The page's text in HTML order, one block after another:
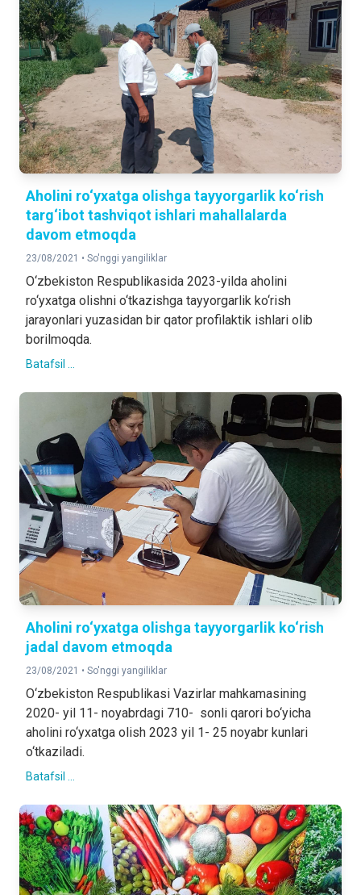
Aholini ro‘yxatga olishga tayyorgarlik ko‘rish
targ‘ibot tashviqot ishlari mahallalarda
davom etmoqda
23/08/2021 • So'nggi yangiliklar
O‘zbekiston Respublikasida 2023-yilda aholini
ro‘yxatga olishni o‘tkazishga tayyorgarlik ko‘rish
jarayonlari yuzasidan bir qator profilaktik ishlari olib
borilmoqda.
Batafsil ...
Aholini ro‘yxatga olishga tayyorgarlik ko‘rish
jadal davom etmoqda
23/08/2021 • So'nggi yangiliklar
O‘zbekiston Respublikasi Vazirlar mahkamasining
2020- yil 11- noyabrdagi 710- sonli qarori bo‘yicha
aholini ro‘yxatga olish 2023 yil 1- 25 noyabr kunlari
o‘tkaziladi.
Batafsil ...